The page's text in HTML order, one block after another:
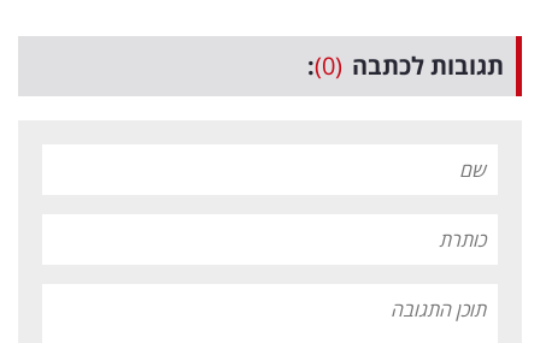
תגובות לכתבה (0)
: